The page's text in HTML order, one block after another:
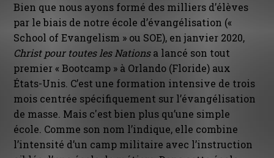
Bien que nous ayons formé des milliers d’élèves
par le biais de notre école d’évangélisation («
School of Evangelism » ou SOE), en janvier 2020,
Christ pour toutes les Nationsa lancé son tout
premier « Bootcamp » à Orlando (Floride) aux
États-Unis. C’est une formation intensive de trois
mois centrée spécifiquement sur l’évangélisation
de masse. Mais c'est bien plus qu’une simple
école. Comme son nom l’indique, elle combine
l’intensité d’un camp militaire avec l’instruction